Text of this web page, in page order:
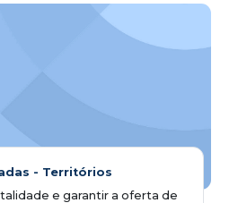
- Territórios
e garantir a oferta de